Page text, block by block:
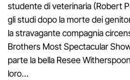
studente di veterinaria (Robert
gli studi dopo la morte dei
la stravagante compagnia
Brothers Most Spectacular
parte la bella Resee
loro…